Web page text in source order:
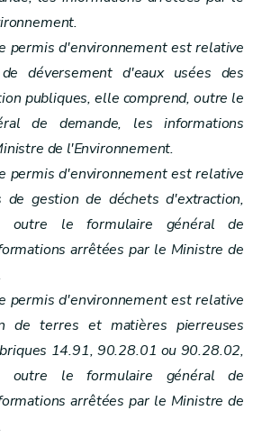
permis d'environnement est relative
déversement d'eaux usées des
publiques, elle comprend, outre le
de demande, les informations
de l'Environnement.
permis d'environnement est relative
de gestion de déchets d'extraction,
outre le formulaire général de
arrêtées par le Ministre de
permis d'environnement est relative
de terres et matières pierreuses
14.91, 90.28.01 ou 90.28.02,
outre le formulaire général de
arrêtées par le Ministre de